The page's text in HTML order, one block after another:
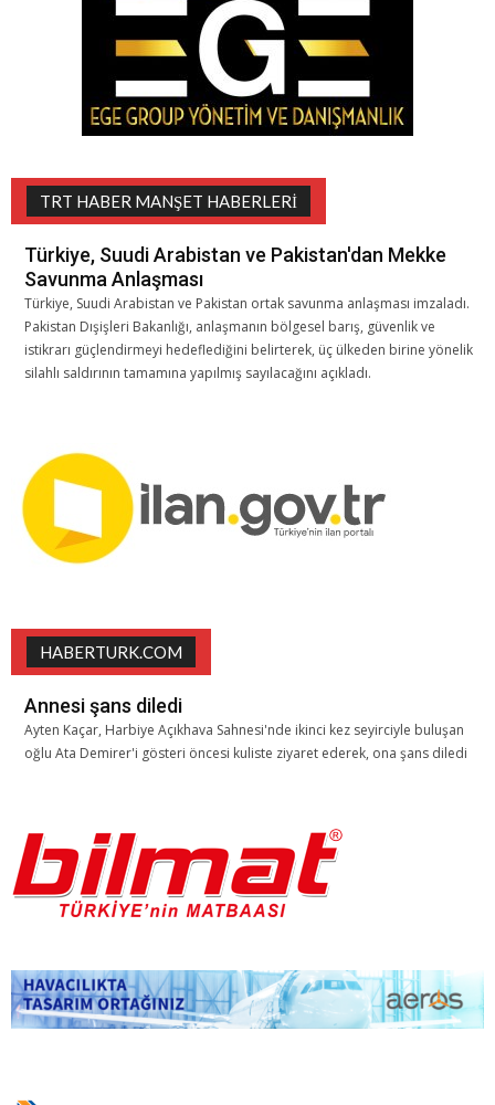
TRT HABER MANŞET HABERLERI
Türkiye, Suudi Arabistan ve Pakistan'dan Mekke
Savunma Anlaşması
Türkiye, Suudi Arabistan ve Pakistan ortak savunma anlaşması imzaladı.
Pakistan Dışişleri Bakanlığı, anlaşmanın bölgesel barış, güvenlik ve
istikrarı güçlendirmeyi hedeflediğini belirterek, üç ülkeden birine yönelik
silahlı saldırının tamamına yapılmış sayılacağını açıkladı.
HABERTURK.COM
Annesi şans diledi
Ayten Kaçar, Harbiye Açıkhava Sahnesi'nde ikinci kez seyirciyle buluşan
oğlu Ata Demirer'i gösteri öncesi kuliste ziyaret ederek, ona şans diledi